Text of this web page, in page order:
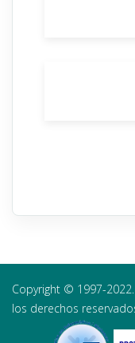
Copyright © 1997-
los derechos